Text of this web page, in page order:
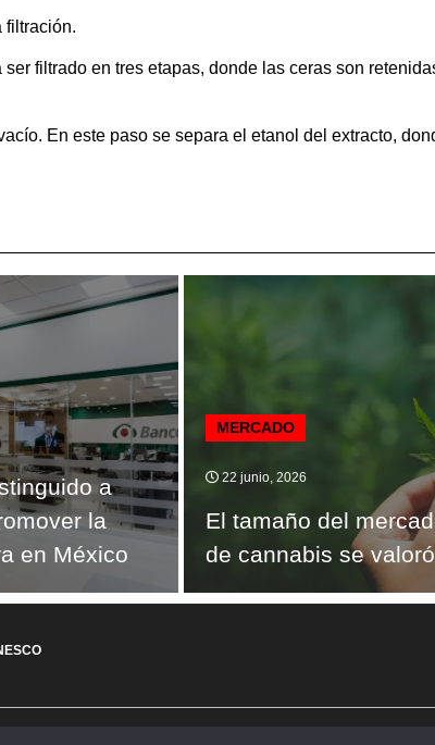
filtración.
filtrado en tres etapas, donde las ceras son
En este paso se separa el etanol del extracto,
a
la
en México
MERCADO
22 junio, 2026
El tamaño del
de cannabis se